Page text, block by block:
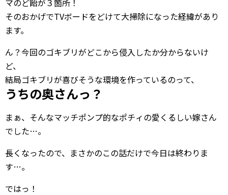
マのど飴が３箇所！
そのおかげでTVボードをどけて大掃除になった経緯があり
ます。
ん？今回のゴキブリがどこから侵入したか分からないけ
ど、
結局ゴキブリが喜びそうな環境を作っているのって、
うちの奥さんっ？
まぁ、そんなマッチポンプ的なポチィの愛くるしい嫁さん
でした…。
長くなったので、まさかのこの話だけで今日は終わりま
す…。
ではっ！